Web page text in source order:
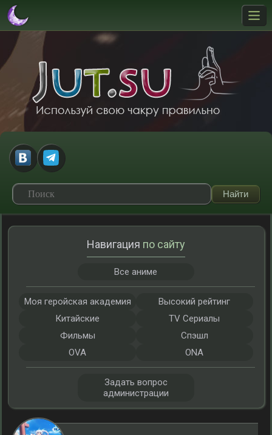
Навигация по сайту
Все аниме
Моя геройская академия
Высокий рейтинг
Китайские
TV Сериалы
Фильмы
Спэшл
OVA
ONA
Задать вопрос
администрации